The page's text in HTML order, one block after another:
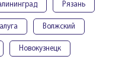
Рязань
Волжский
Новокузнецк